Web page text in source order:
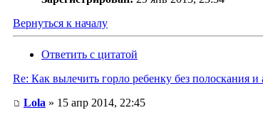
Вернуться к началу
Ответить с цитатой
Re: Как вылечить горло ребенку без полоскания и
Lola » 15 апр 2014, 22:45